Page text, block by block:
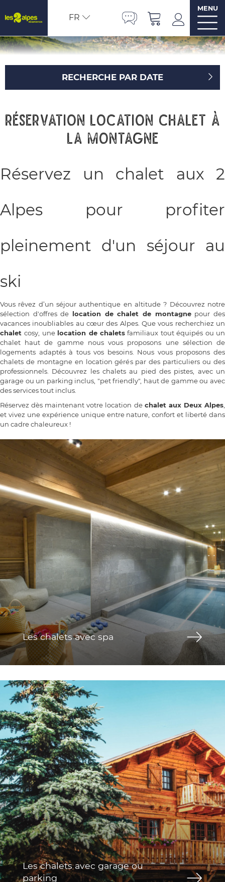
FR
MENU
RECHERCHE PAR DATE
Réservation location chalet à
la montagne
Réservez un chalet aux 2
Alpes pour profiter
pleinement d'un séjour au
ski
Vous rêvez d’un séjour authentique en altitude ? Découvrez notre
sélection d'offres de location de chalet de montagnepour des
vacances inoubliables au cœur des Alpes. Que vous recherchiez un
chaletcosy, une location de chalets familiaux tout équipés ou un
chalet haut de gamme nous vous proposons une sélection de
logements adaptés à tous vos besoins. Nous vous proposons des
chalets de montagne en location gérés par des particuliers ou des
professionnels. Découvrez les chalets au pied des pistes, avec un
garage ou un parking inclus, "pet friendly", haut de gamme ou avec
des services tout inclus.
Réservez dès maintenant votre location de chalet aux Deux Alpes
et vivez une expérience unique entre nature, confort et liberté dans
un cadre chaleureux !
Les chalets avec spa
Les chalets avec garage ou
parking